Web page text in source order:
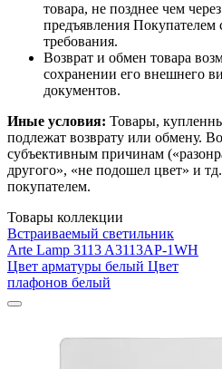
товара, не позднее чем
предъявления Покупателем
требования.
Возврат и обмен товара
сохранении его внешнего
документов.
Иные условия: Товары,
подлежат возврату или обмену.
субъективным причинам
другого», «не подошел цвет» и
покупателем.
Товары коллекции
Встраиваемый светильник
Arte Lamp 3113 A3113AP-1WH
Цвет арматуры белый Цвет
плафонов белый